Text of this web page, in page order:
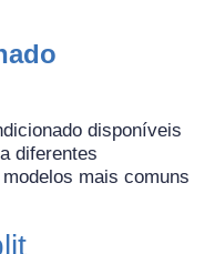
disponíveis
diferentes
mais comuns